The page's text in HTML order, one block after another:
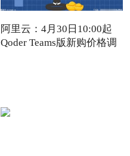
阿里云：4月30日10:00起
Qoder Teams版新购价格调